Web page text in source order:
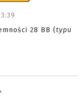
28 BB (typu